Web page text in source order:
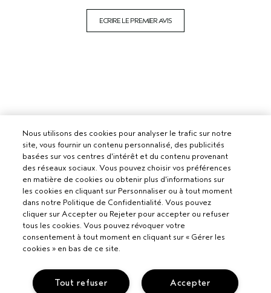
ECRIRE LE PREMIER AVIS
Nous utilisons des cookies pour analyser le trafic sur notre
site, vous fournir un contenu personnalisé, des publicités
basées sur vos centres d'intérêt et du contenu provenant
des réseaux sociaux. Vous pouvez choisir vos préférences
en matière de cookies ou obtenir plus d'informations sur
les cookies en cliquant sur Personnaliser ou à tout moment
dans notre Politique de Confidentialité. Vous pouvez
cliquer sur Accepter ou Rejeter pour accepter ou refuser
tous les cookies. Vous pouvez révoquer votre
consentement à tout moment en cliquant sur « Gérer les
cookies » en bas de ce site.
Accepter
Tout refuser